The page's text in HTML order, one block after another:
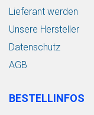
Lieferant werden
Unsere Hersteller
Datenschutz
AGB
BESTELLINFOS